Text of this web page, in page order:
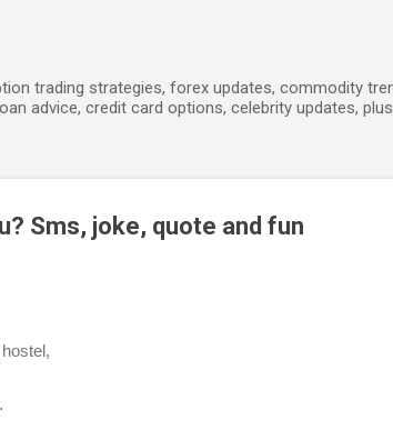
trading strategies, forex updates, commodity
advice, credit card options, celebrity updates,
Sms, joke, quote and fun